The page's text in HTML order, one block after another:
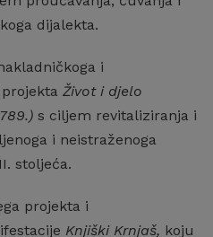
dijalekta.
i
Život i djelo
s ciljem revitaliziranja i
i neistraženoga
stoljeća.
projekta i
Knjiški Krnjaš, koju